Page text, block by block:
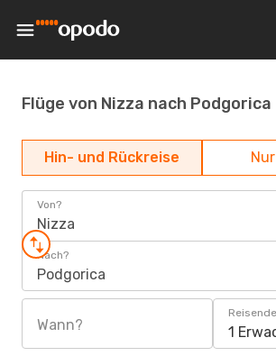
Flüge von Nizza nach Podgorica
Hin- und Rückreise
Von?
Nizza
Nach?
Podgorica
Wann?
Reisende
1